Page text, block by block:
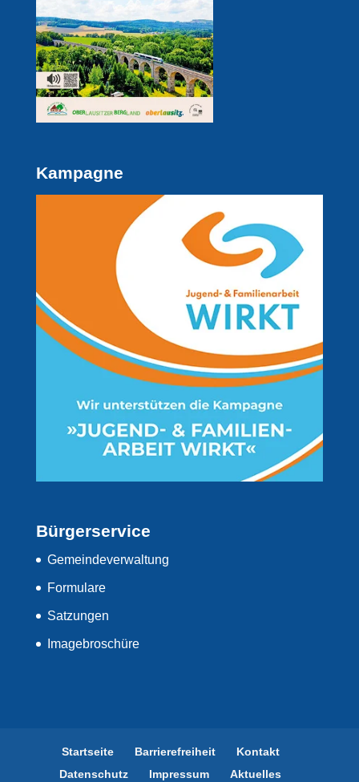
Kampagne
Bürgerservice
Gemeindeverwaltung
Formulare
Satzungen
Imagebroschüre
Startseite Barrierefreiheit
Kontakt
Datenschutz
Impressum Aktuelles